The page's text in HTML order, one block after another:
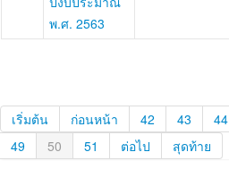
พ.ศ. 2563
เริ่มต้น ก่อนหน้า 42 43 44
49
50 51 ต่อไป สุดท้าย